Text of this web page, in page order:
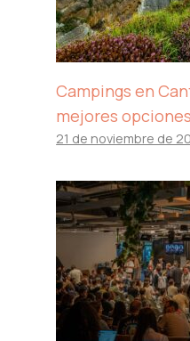
Campings en
mejores opciones
21 de noviembre de